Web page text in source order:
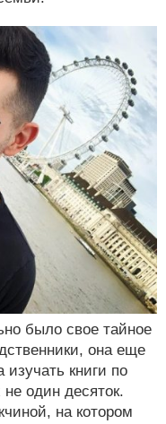
было свое тайное
она еще
изучать книги по
один десяток.
на котором